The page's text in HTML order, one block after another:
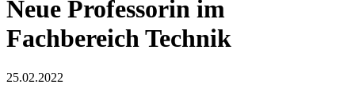
Neue Professorin im
Fachbereich Technik
25.02.2022